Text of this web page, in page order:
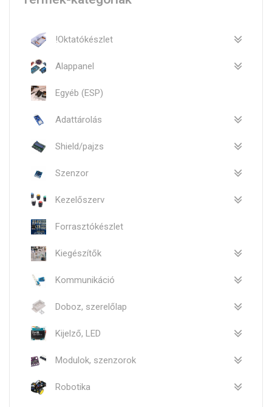
!Oktatókészlet
Alappanel
Egyéb (ESP)
Adattárolás
Shield/pajzs
Szenzor
Kezelőszerv
Forrasztókészlet
Kiegészítők
Kommunikáció
Doboz, szerelőlap
Kijelző, LED
Modulok, szenzorok
Robotika